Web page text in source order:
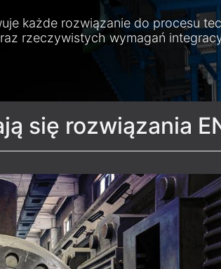
każde rozwiązanie do procesu
rzeczywistych wymagań
się rozwiązania